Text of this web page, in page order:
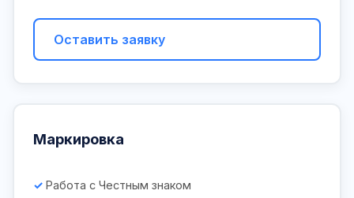
Оставить заявку
Маркировка
Работа с Честным знаком